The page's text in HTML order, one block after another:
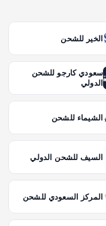
الخير للشحن
سعودي كارجو للشحن
الدولي
الشيماء للشحن
السيف للشحن الدولي
المركز السعودي للشحن